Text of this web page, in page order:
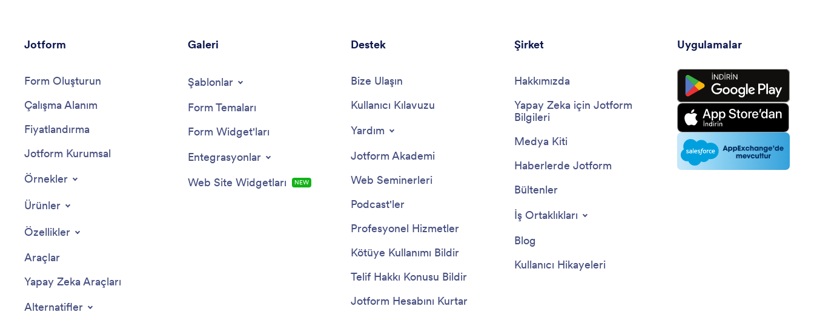
Jotform
Form Oluşturun
Çalışma Alanım
Fiyatlandırma
Jotform Kurumsal
Örnekler
Ürünler
Özellikler
Araçlar
Yapay Zeka Araçları
Alternatifler
Galeri
Şablonlar
Form Temaları
Form Widget'ları
Entegrasyonlar
Web Site Widgetları
NEW
Destek
Bize Ulaşın
Kullanıcı Kılavuzu
Yardım
Jotform Akademi
Web Seminerleri
Podcast'ler
Profesyonel Hizmetler
Kötüye Kullanımı Bildir
Telif Hakkı Konusu Bildir
Jotform Hesabını Kurtar
Şirket
Hakkımızda
Yapay Zeka için Jotform
Bilgileri
Medya Kiti
Haberlerde Jotform
Bültenler
İş Ortaklıkları
Blog
Kullanıcı Hikayeleri
Uygulamalar